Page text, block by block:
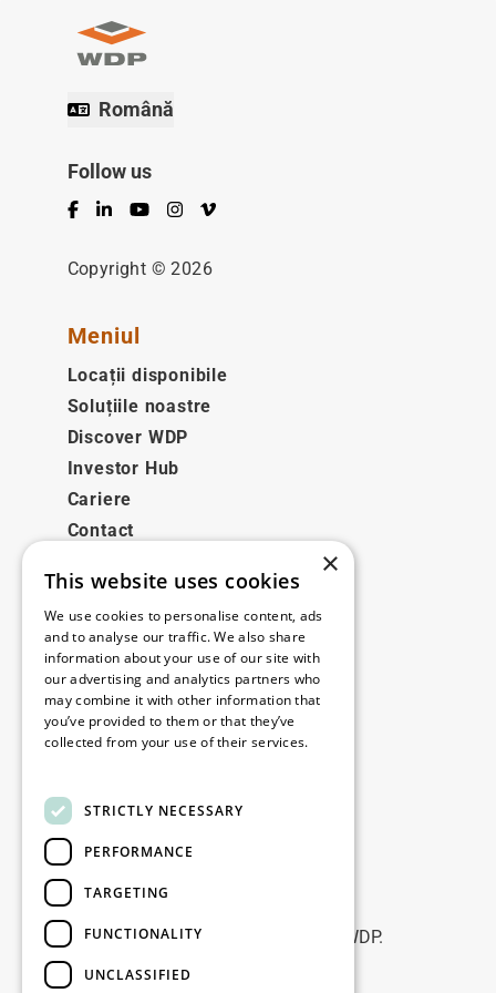
Română
Follow us
Facebook
LinkedInYouTubeInstagram
Vimeo
Copyright © 2026
Meniul
Locații disponibile
Soluțiile noastre
Discover WDP
Investor Hub
Cariere
Contact
Legale
Disclaimer
Privacy policy
Cookie policy
Contact
Fii la curent
Rămâneți la curent: abonați-vă la
newsletterele noastre de Marketing WDP.
×
This website uses cookies
We use cookies to personalise content, ads
and to analyse our traffic. We also share
information about your use of our site with
our advertising and analytics partners who
may combine it with other information that
you’ve provided to them or that they’ve
collected from your use of their services.
STRICTLY NECESSARY
PERFORMANCE
TARGETING
FUNCTIONALITY
UNCLASSIFIED